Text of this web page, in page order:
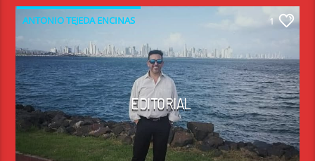
ANTONIO TEJEDA ENCINAS 1
EDITORIAL